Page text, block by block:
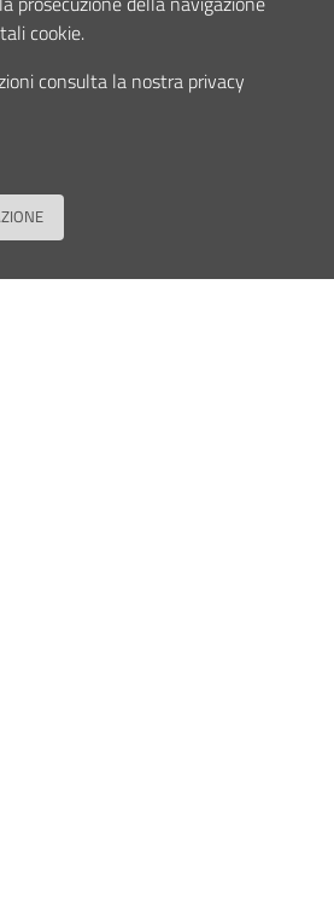
11/08/2025 12:04
policy Accessibilità Dati accessi Note legali
cookie.
consulta la nostra privacy